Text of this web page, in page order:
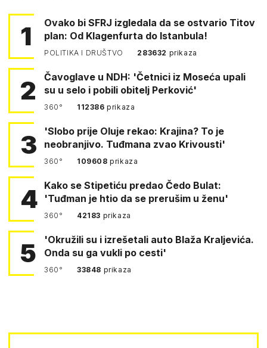
1
Ovako bi SFRJ izgledala da se ostvario Titov
plan: Od Klagenfurta do Istanbula!
POLITIKA I DRUŠTVO 283632 prikaza
2
Čavoglave u NDH: 'Četnici iz Moseća upali
su u selo i pobili obitelj Perković'
360° 112386prikaza
3
'Slobo prije Oluje rekao: Krajina? To je
neobranjivo. Tuđmana zvao Krivousti'
360° 109608prikaza
4 Kako se Stipetiću predao Čedo Bulat:
'Tuđman je htio da se prerušim u ženu'
360° 42183 prikaza
5
'Okružili su i izrešetali auto Blaža Kraljevića.
Onda su ga vukli po cesti'
360° 33848 prikaza